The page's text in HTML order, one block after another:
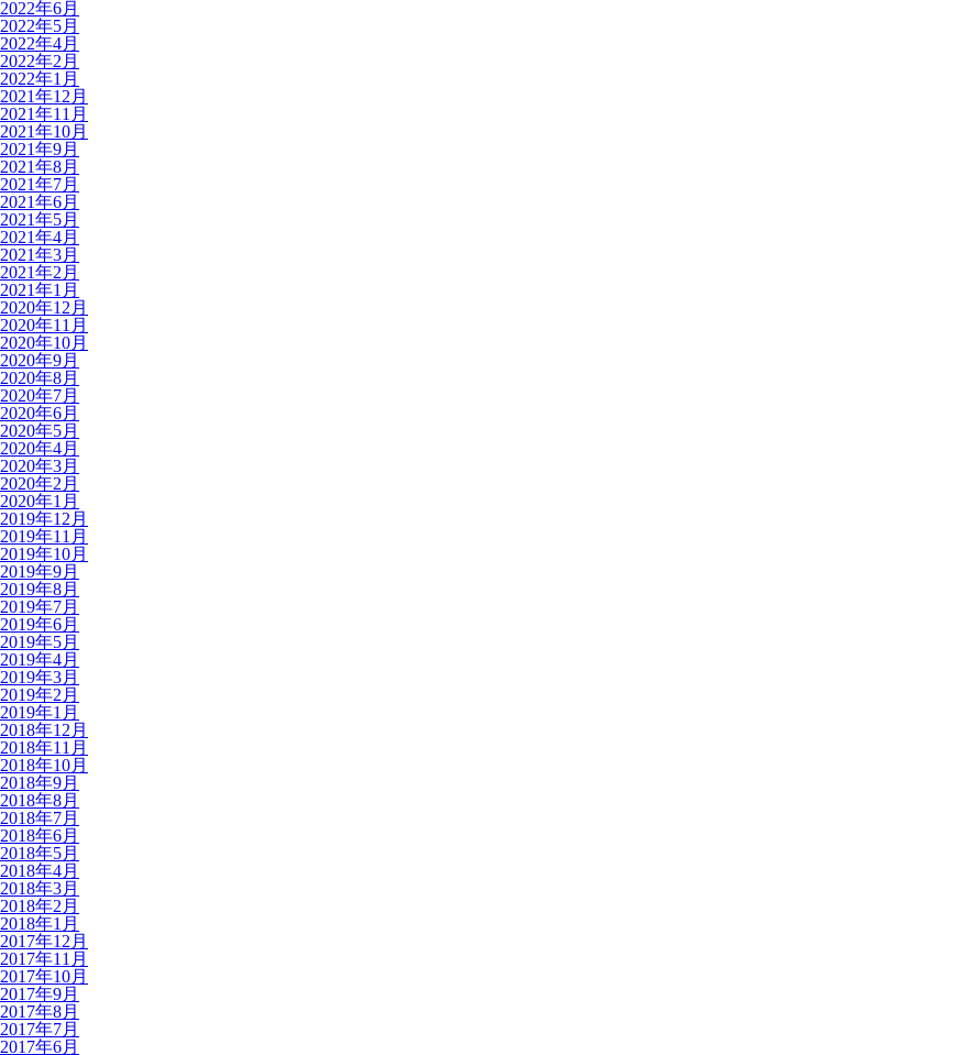
2022年6月
2022年5月
2022年4月
2022年2月
2022年1月
2021年12月
2021年11月
2021年10月
2021年9月
2021年8月
2021年7月
2021年6月
2021年5月
2021年4月
2021年3月
2021年2月
2021年1月
2020年12月
2020年11月
2020年10月
2020年9月
2020年8月
2020年7月
2020年6月
2020年5月
2020年4月
2020年3月
2020年2月
2020年1月
2019年12月
2019年11月
2019年10月
2019年9月
2019年8月
2019年7月
2019年6月
2019年5月
2019年4月
2019年3月
2019年2月
2019年1月
2018年12月
2018年11月
2018年10月
2018年9月
2018年8月
2018年7月
2018年6月
2018年5月
2018年4月
2018年3月
2018年2月
2018年1月
2017年12月
2017年11月
2017年10月
2017年9月
2017年8月
2017年7月
2017年6月